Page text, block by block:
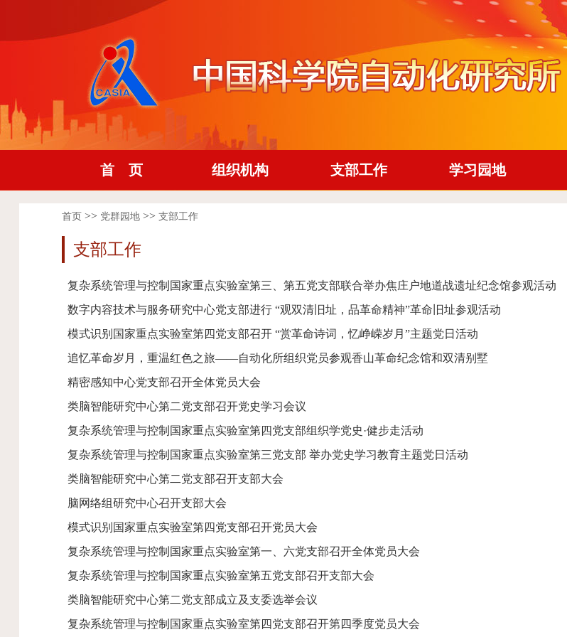
首 页 组织机构 支部工作 学习园地
首页 >> 党群园地 >> 支部工作
支部工作
复杂系统管理与控制国家重点实验室第三、第五党支部联合举办焦庄户地道战遗址纪念馆参观活动
数字内容技术与服务研究中心党支部进行 “观双清旧址，品革命精神”革命旧址参观活动
模式识别国家重点实验室第四党支部召开 “赏革命诗词，忆峥嵘岁月”主题党日活动
追忆革命岁月，重温红色之旅——自动化所组织党员参观香山革命纪念馆和双清别墅
精密感知中心党支部召开全体党员大会
类脑智能研究中心第二党支部召开党史学习会议
复杂系统管理与控制国家重点实验室第四党支部组织学党史·健步走活动
复杂系统管理与控制国家重点实验室第三党支部 举办党史学习教育主题党日活动
类脑智能研究中心第二党支部召开支部大会
脑网络组研究中心召开支部大会
模式识别国家重点实验室第四党支部召开党员大会
复杂系统管理与控制国家重点实验室第一、六党支部召开全体党员大会
复杂系统管理与控制国家重点实验室第五党支部召开支部大会
类脑智能研究中心第二党支部成立及支委选举会议
复杂系统管理与控制国家重点实验室第四党支部召开第四季度党员大会